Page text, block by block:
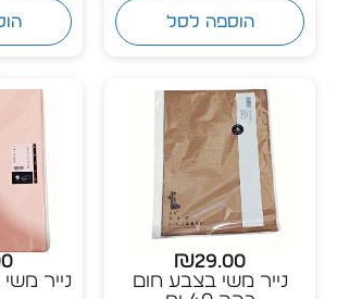
הוספה לסל
₪29.00
נייר משי בצבע חום